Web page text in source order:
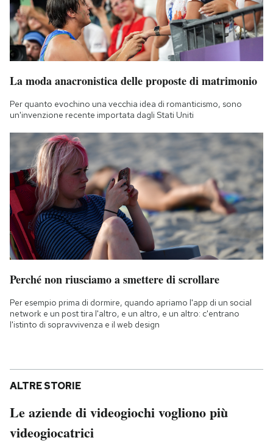
La moda anacronistica delle proposte di matrimonio
Per quanto evochino una vecchia idea di romanticismo, sono
un'invenzione recente importata dagli Stati Uniti
Perché non riusciamo a smettere di scrollare
Per esempio prima di dormire, quando apriamo l'app di un social
network e un post tira l'altro, e un altro, e un altro: c'entrano
l'istinto di sopravvivenza e il web design
ALTRE STORIE
Le aziende di videogiochi vogliono più
videogiocatrici